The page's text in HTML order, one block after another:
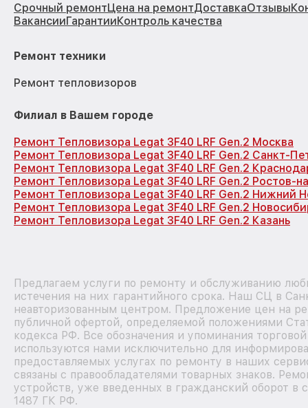
Срочный ремонтЦена на ремонтДоставкаОтзывы
ВакансииГарантииКонтроль качества
Ремонт техники
Ремонт тепловизоров
Филиал в Вашем городе
Ремонт Тепловизора Legat 3F40 LRF Gen.2 Москва
Ремонт Тепловизора Legat 3F40 LRF Gen.2 Санкт-
Ремонт Тепловизора Legat 3F40 LRF Gen.2
Ремонт Тепловизора Legat 3F40 LRF Gen.2 Ростов-
Ремонт Тепловизора Legat 3F40 LRF Gen.2 Нижний
Ремонт Тепловизора Legat 3F40 LRF Gen.2
Ремонт Тепловизора Legat 3F40 LRF Gen.2 Казань
Предлагаем услуги по ремонту и обслуживанию
истечения на них гарантийного срока. Наш СЦ в
неавторизованным центром. Предложение цен на
публичной офертой, определяемой положениями
кодекса РФ. Все обозначения и упоминания
используются нами исключительно для
предоставляемых услугах по ремонту в наших
связаны с правообладателями товарных знаков.
устройств, уже введенных в гражданский оборот в
1487 ГК РФ.